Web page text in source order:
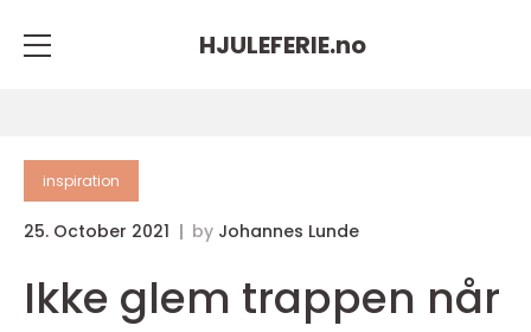
HJULEFERIE.no
inspiration
25. October 2021 by Johannes Lunde
Ikke glem trappen når